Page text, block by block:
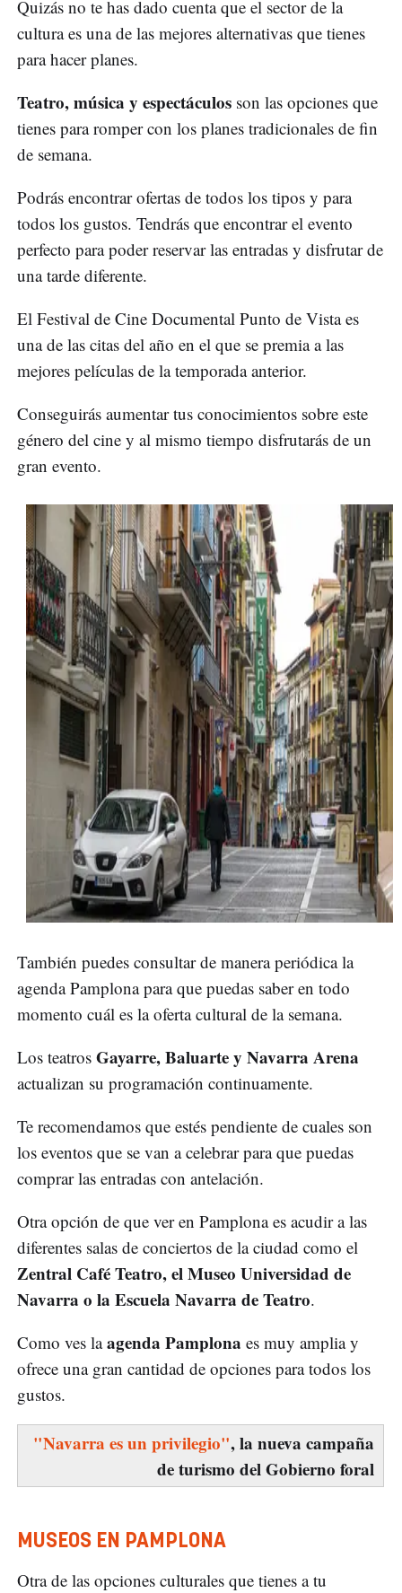
Quizás no te has dado cuenta que el sector de la
cultura es una de las mejores alternativas que tienes
para hacer planes.
Teatro, música y espectáculos son las opciones que
tienes para romper con los planes tradicionales de fin
de semana.
Podrás encontrar ofertas de todos los tipos y para
todos los gustos. Tendrás que encontrar el evento
perfecto para poder reservar las entradas y disfrutar de
una tarde diferente.
El Festival de Cine Documental Punto de Vista es
una de las citas del año en el que se premia a las
mejores películas de la temporada anterior.
Conseguirás aumentar tus conocimientos sobre este
género del cine y al mismo tiempo disfrutarás de un
gran evento.
También puedes consultar de manera periódica la
agenda Pamplona para que puedas saber en todo
momento cuál es la oferta cultural de la semana.
Los teatros Gayarre, Baluarte y Navarra Arena
actualizan su programación continuamente.
Te recomendamos que estés pendiente de cuales son
los eventos que se van a celebrar para que puedas
comprar las entradas con antelación.
Otra opción de que ver en Pamplona es acudir a las
diferentes salas de conciertos de la ciudad como el
Zentral Café Teatro, el Museo Universidad de
Navarra o la Escuela Navarra de Teatro.
Como ves laagenda Pamplona es muy amplia y
ofrece una gran cantidad de opciones para todos los
gustos.
"Navarra es un privilegio", la nueva campaña
de turismo del Gobierno foral
MUSEOS EN PAMPLONA
Otra de las opciones culturales que tienes a tu